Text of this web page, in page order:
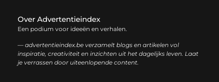
Over Advertentieindex
Een podium voor ideeën en verhalen.
— advertentieindex.be verzamelt blogs en artikelen vol
inspiratie, creativiteit en inzichten uit het dagelijks leven. Laat
je verrassen door uiteenlopende content.